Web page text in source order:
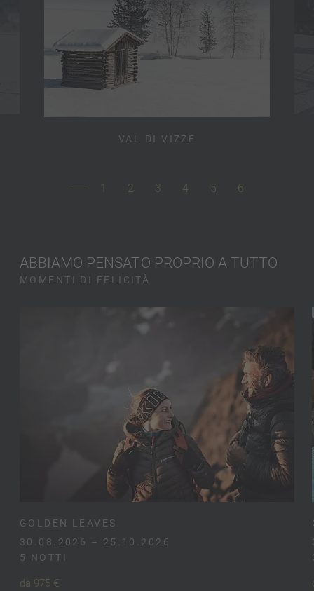
VAL DI VIZZE
1 2 3 4 5 6
ABBIAMO PENSATO PROPRIO A TUTTO
MOMENTI DI FELICITÀ
GOLDEN LEAVES
30.08.2026 – 25.10.2026
5 NOTTI
da 975 €